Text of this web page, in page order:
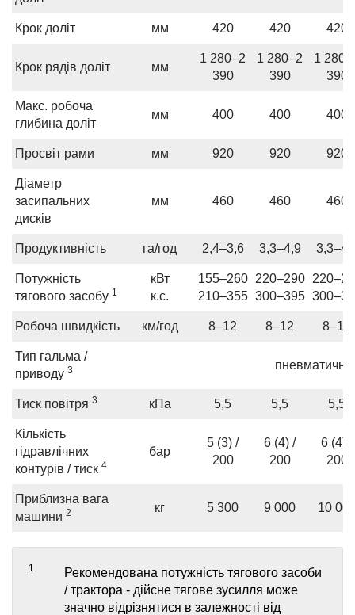
Крок доліт мм 420 420 420
Крок рядів доліт мм
1 280–2
390
1 280–2
390
1
390
Макс. робоча
глибина доліт
мм 400 400 400
Просвіт рами мм 920 920 920
Діаметр
засипальних
дисків
мм 460 460 460
Продуктивність га/год 2,4–3,6 3,3–4,9
Потужність
тягового засобу 1
кВт
к.с.
155–260
210–355
220–290
300–395
Робоча швидкість км/год 8–12 8–12 8–12
Тип гальма /
приводу 3
Тиск повітря 3 кПа 5,5 5,5 5,5
Кількість
гідравлічних
контурів / тиск 4
бар
5 (3) /
200
6 (4) /
200
6 (4) /
200
Приблизна вага
машини 2 кг 5 300 9 000 10
1
Рекомендована потужність тягового засоби
/ трактора - дійсне тягове зусилля може
значно відрізнятися в залежності від